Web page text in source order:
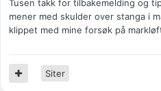
Tusen takk for tilbakemelding og
mener med skulder over stanga i
klippet med mine forsøk på
Siter